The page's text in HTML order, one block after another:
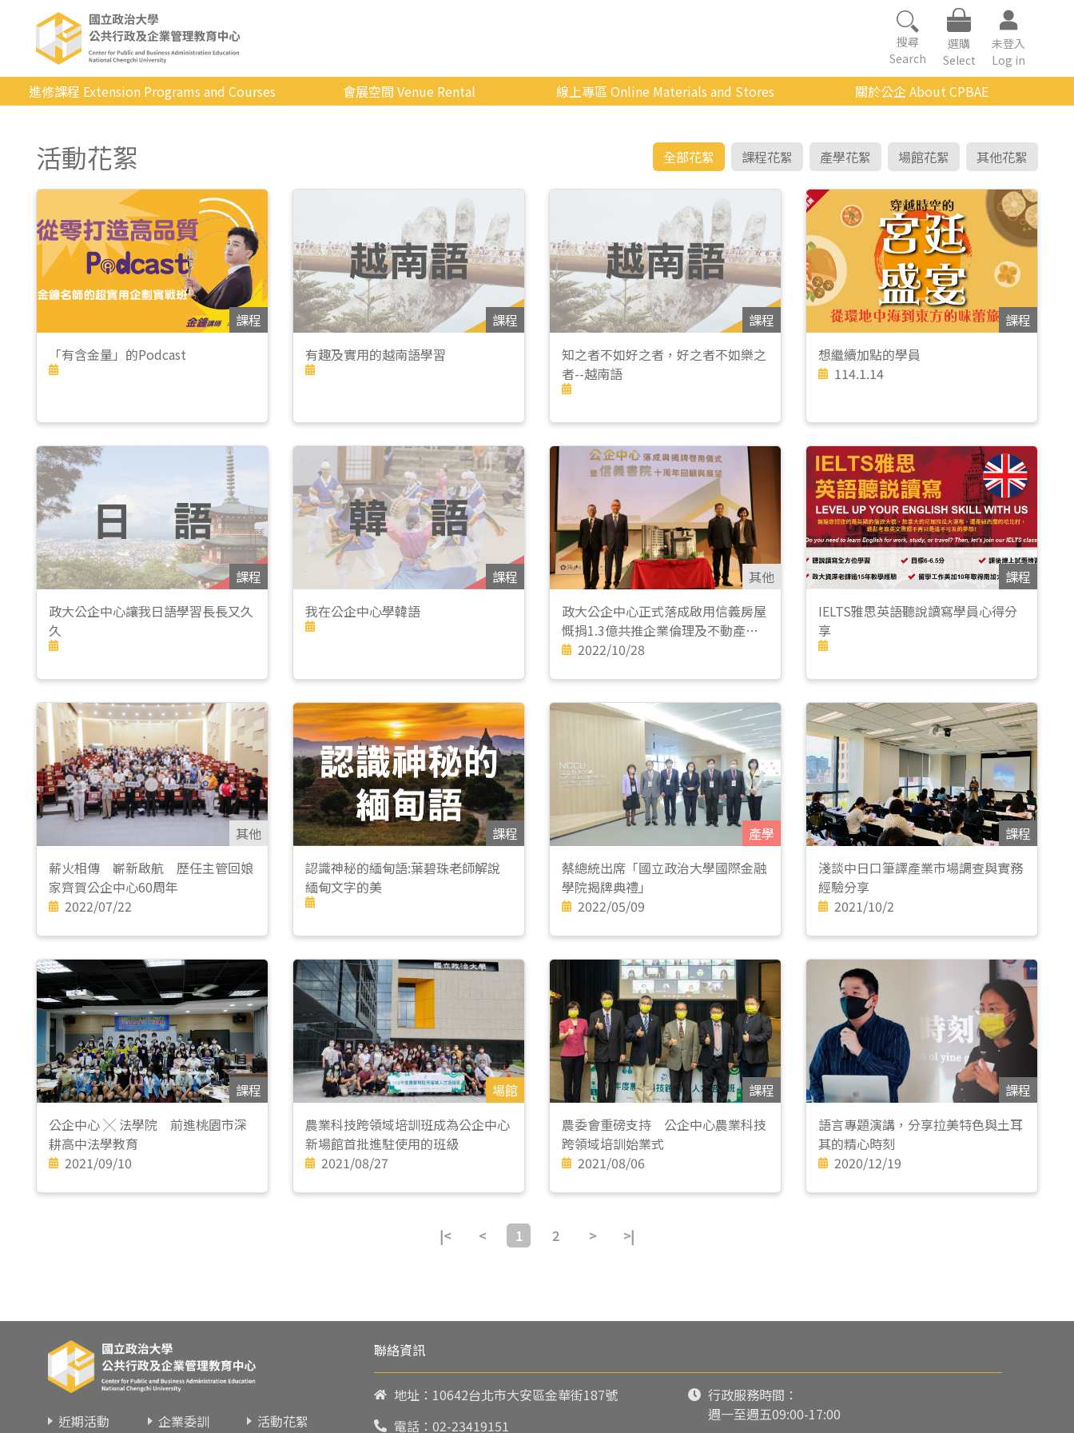
搜尋
Search
選購
Select
未登入
Log in
進修課程 Extension Programs and Courses
專業/學分
證照/考試
商管/永續
科技/生活
健康運動
日韓語
語言檢定
隨班附讀
免費講座
會展空間 Venue Rental
申請流程
使用辦法
會展快訊
歷年活動
線上專區 Online Materials and Stores
線上商城
關於公企 About CPBAE
公企中心介紹
組織架構與人員職掌
傳承與延續
影音公企
建築與公共藝術
活動花絮 全部花絮 課程花絮 產學花絮 場館花絮 其他花絮
課程
「有含金量」的Podcast
課程
有趣及實用的越南語學習
課程
知之者不如好之者，好之者不如樂之
者--越南語
課程
想繼續加點的學員
114.1.14
課程
政大公企中心讓我日語學習長長又久
久
課程
我在公企中心學韓語
其他
政大公企中心正式落成啟用信義房屋
慨捐1.3億共推企業倫理及不動產研
究 2022/10/28
課程
IELTS雅思英語聽說讀寫學員心得分
享
其他
薪火相傳 嶄新啟航 歷任主管回娘
家齊賀公企中心60周年
2022/07/22
課程
認識神秘的緬甸語:葉碧珠老師解說
緬甸文字的美
產學
蔡總統出席「國立政治大學國際金融
學院揭牌典禮」
2022/05/09
課程
淺談中日口筆譯產業市場調查與實務
經驗分享
2021/10/2
課程
公企中心 ╳ 法學院 前進桃園市深
耕高中法學教育
2021/09/10
場館
農業科技跨領域培訓班成為公企中心
新場館首批進駐使用的班級
2021/08/27
課程
農委會重磅支持 公企中心農業科技
跨領域培訓始業式
2021/08/06
課程
語言專題演講，分享拉美特色與土耳
其的精心時刻
2020/12/19
|< < 1 2 > >|
近期活動 企業委訓 活動花絮
聯絡資訊
地址：10642台北市大安區金華街187號
電話： 02-23419151
行政服務時間：
週一至週五09:00-17:00